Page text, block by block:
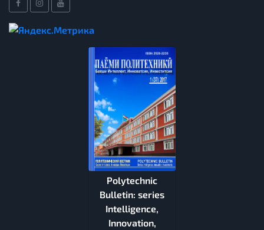
Polytechnic
Bulletin: series
Intelligence,
Innovation,